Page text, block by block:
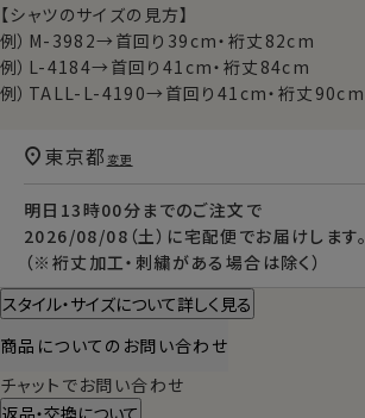
【シャツのサイズの見方】
例）M-3982→首回り39cm・裄丈82cm
例）L-4184→首回り41cm・裄丈84cm
例）TALL-L-4190→首回り41cm・裄丈90cm
明日 13時00分 までのご注文で
2026/08/08（土） に宅配便 でお届けします。
（※裄丈加工・刺繍がある場合は除く）
東京都 変更
スタイル・サイズについて詳しく見る
商品についてのお問い合わせ
チャットでお問い合わせ
返品・交換について